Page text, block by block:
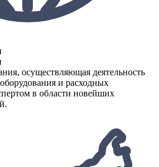
осуществляющая деятельность
и расходных
в области новейших